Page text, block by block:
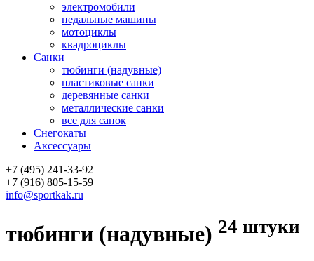
электромобили
педальные машины
мотоциклы
квадроциклы
Санки
тюбинги (надувные)
пластиковые санки
деревянные санки
металлические санки
все для санок
Снегокаты
Аксессуары
+7 (495) 241-33-92
+7 (916) 805-15-59
info@sportkak.ru
тюбинги (надувные) 24 штуки